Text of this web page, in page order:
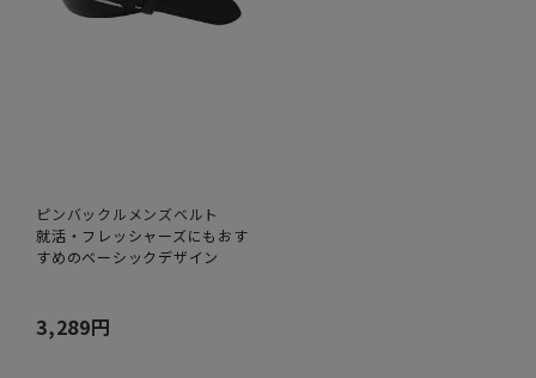
ピンバックルメンズベルト
就活・フレッシャーズにもおす
すめのベーシックデザイン
3,289円